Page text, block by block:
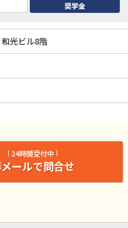
奨学金
和光ビル8階
24時間受付中
メールで問合せ